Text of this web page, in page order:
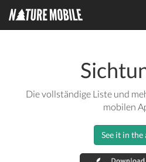
Die vollständige Liste und
mobilen
See it in the